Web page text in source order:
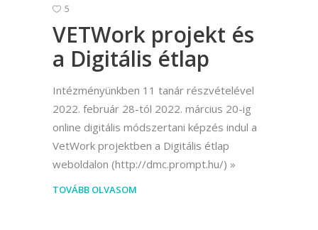
5
VETWork projekt és
a Digitális étlap
Intézményünkben 11 tanár részvételével
2022. február 28-tól 2022. március 20-ig
online digitális módszertani képzés indul a
VetWork projektben a Digitális étlap
weboldalon (http://dmc.prompt.hu/)
TOVÁBB OLVASOM